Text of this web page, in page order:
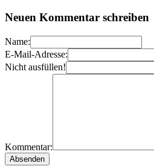
Neuen Kommentar schreiben
Name:
E-Mail-Adresse:
Nicht ausfüllen!
Kommentar: